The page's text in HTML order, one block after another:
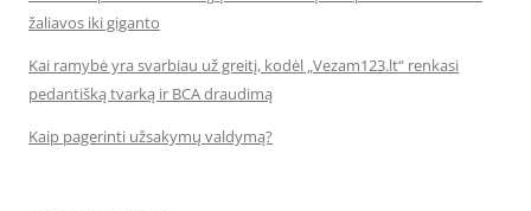
žaliavos iki giganto
Kai ramybė yra svarbiau už greitį, kodėl „Vezam123.lt“ renkasi
pedantišką tvarką ir BCA draudimą
Kaip pagerinti užsakymų valdymą?